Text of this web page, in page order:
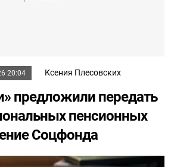
20:04 Ксения Плесовских
предложили передать
пенсионных
Соцфонда